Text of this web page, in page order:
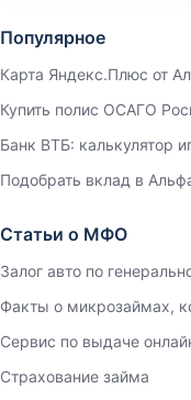
Популярное
Карта Яндекс.Плюс от
Купить полис ОСАГО
Банк ВТБ: калькулятор
Подобрать вклад в
Статьи о МФО
Залог авто по
Факты о микрозаймах,
Сервис по выдаче
Страхование займа